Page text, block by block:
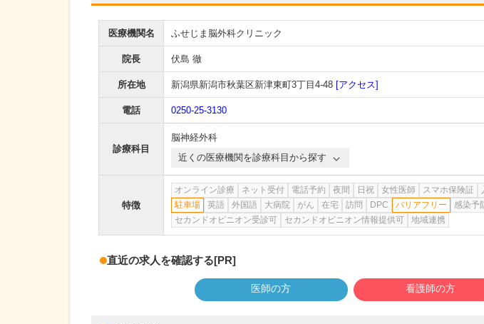
医療機関名 ふせじま脳外科クリニック
院長 伏島 徹
所在地 新潟県新潟市秋葉区新津東町3丁目4-48 [アクセス]
電話 0250-25-3130
診療科目
脳神経外科
近くの医療機関を診療科目から探す
特徴
オンライン診療 ネット受付 電話予約 夜間 日祝 女性医師 スマホ保険証
駐車場
英語 外国語 大病院 がん 在宅 訪問 DPC バリアフリー
感染予
セカンドオピニオン受診可
セカンドオピニオン情報提供可 地域連携
直近の求人を確認する[PR]
医師の方 看護師の方